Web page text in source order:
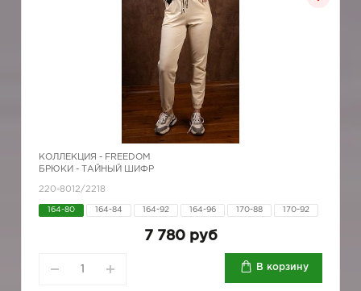
КОЛЛЕКЦИЯ - FREEDOM
БРЮКИ - ТАЙНЫЙ ШИФР
220-8012/2218
164-80 164-84 164-92 164-96 170-88 170-92
7 780 руб
В корзину